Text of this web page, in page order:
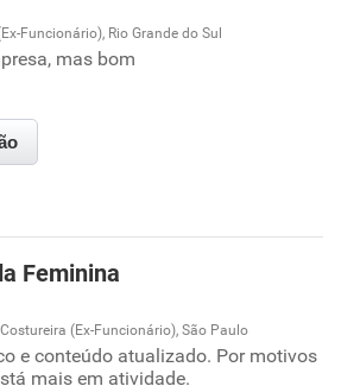
Funcionário), Rio Grande do Sul
mas bom
Feminina
(Ex-Funcionário), São Paulo
e conteúdo atualizado. Por motivos
mais em atividade.